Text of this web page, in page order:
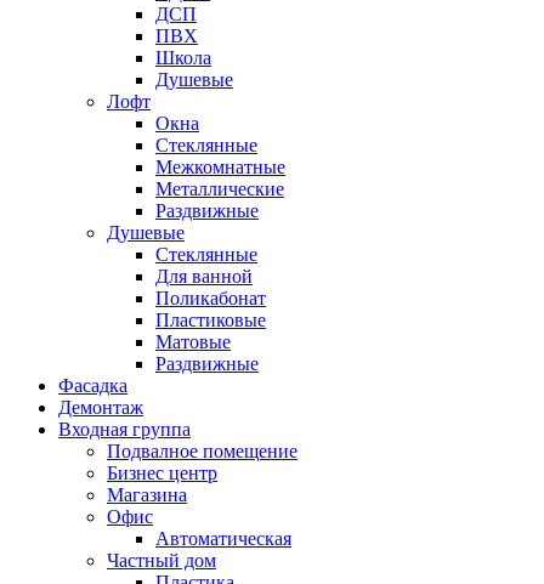
ДСП
ПВХ
Школа
Душевые
Лофт
Окна
Стеклянные
Межкомнатные
Металлические
Раздвижные
Душевые
Стеклянные
Для ванной
Поликабонат
Пластиковые
Матовые
Раздвижные
Фасадка
Демонтаж
Входная группа
Подвалное помещение
Бизнес центр
Магазина
Офис
Автоматическая
Частный дом